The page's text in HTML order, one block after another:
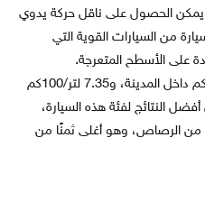
الحصول على ناقل حركة يدوي
من السيارات القوية التي
على الأسطح المتعرجة.
تستهلك نيسان جوك 8.40 لتر/100كم داخل المدينة، و7.35 لتر/100كم
النتائج لفئة هذه السيارة،
من الرصاص، وهو أغلى ثمنًا من